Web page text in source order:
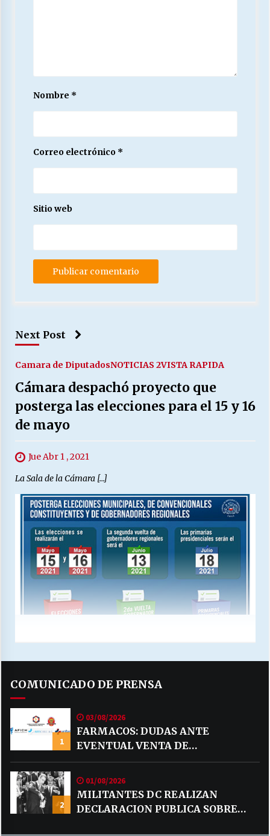
Nombre *
Correo electrónico *
Sitio web
Next Post
Camara de DiputadosNOTICIAS 2VISTA RAPIDA
Cámara despachó proyecto que
posterga las elecciones para el 15 y 16
de mayo
Jue Abr 1 , 2021
La Sala de la Cámara […]
COMUNICADO DE PRENSA
1
03/08/2026
FARMACOS: DUDAS ANTE
EVENTUAL VENTA DE
MEDICAMENTOS POR MERCADO
LIBRE
2
01/08/2026
MILITANTES DC REALIZAN
DECLARACION PUBLICA SOBRE